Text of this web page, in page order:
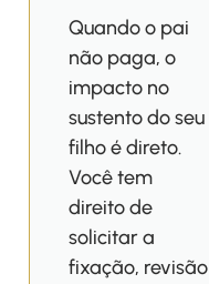
Quando o pai
não paga, o
impacto no
sustento do seu
filho é direto.
Você tem
direito de
solicitar a
fixação, revisão